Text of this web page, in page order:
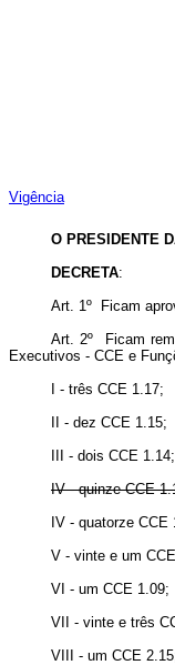
Vigência
O PRESIDENTE
DECRETA:
Art. 1º Ficam
Art. 2º Ficam
Executivos - CCE e
I - três CCE 1.17;
II - dez CCE 1.15;
III - dois CCE 1.14;
IV - quinze CCE
IV - quatorze
V - vinte e um
VI - um CCE 1.09;
VII - vinte e três
VIII - um CCE